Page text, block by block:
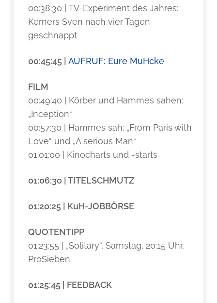
00:38:30 | TV-Experiment des Jahres:
Kerners Sven nach vier Tagen
geschnappt
00:45:45 |AUFRUF: Eure MuHcke
FILM
00:49:40 | Körber und Hammes sahen:
„Inception“
00:57:30 | Hammes sah: „From Paris with
Love“ und „A serious Man“
01:01:00 | Kinocharts und -starts
01:06:30 | TITELSCHMUTZ
01:20:25 | KuH-JOBBÖRSE
QUOTENTIPP
01:23:55 | „Solitary“, Samstag, 20:15 Uhr,
ProSieben
01:25:45 | FEEDBACK